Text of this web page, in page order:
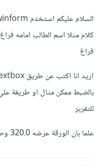
كلام مثلا اسم الطالب امامه
فراغ
بالضبط ممكن مثال او طريقة
للتقرير
علما بان الورقة عرضه 320.0 وطوله 210 كيف حل